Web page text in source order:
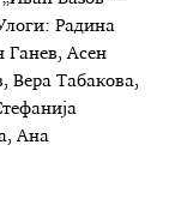
Радина
Ганев, Асен
Вера Табакова,
Ана